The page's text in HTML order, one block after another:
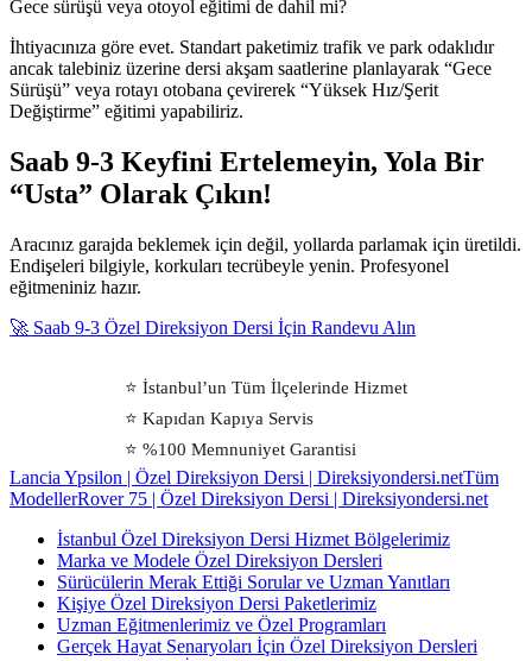
Gece sürüşü veya otoyol eğitimi de dahil mi?
İhtiyacınıza göre evet. Standart paketimiz trafik ve park odaklıdır
ancak talebiniz üzerine dersi akşam saatlerine planlayarak “Gece
Sürüşü” veya rotayı otobana çevirerek “Yüksek Hız/Şerit
Değiştirme” eğitimi yapabiliriz.
Saab 9-3 Keyfini Ertelemeyin, Yola Bir
“Usta” Olarak Çıkın!
Aracınız garajda beklemek için değil, yollarda parlamak için üretildi.
Endişeleri bilgiyle, korkuları tecrübeyle yenin. Profesyonel
eğitmeniniz hazır.
🚀 Saab 9-3 Özel Direksiyon Dersi İçin Randevu Alın
⭐ İstanbul’un Tüm İlçelerinde Hizmet
⭐ Kapıdan Kapıya Servis
⭐ %100 Memnuniyet Garantisi
Lancia Ypsilon | Özel Direksiyon Dersi | Direksiyondersi.netTüm
ModellerRover 75 | Özel Direksiyon Dersi | Direksiyondersi.net
İstanbul Özel Direksiyon Dersi Hizmet Bölgelerimiz
Marka ve Modele Özel Direksiyon Dersleri
Sürücülerin Merak Ettiği Sorular ve Uzman Yanıtları
Kişiye Özel Direksiyon Dersi Paketlerimiz
Uzman Eğitmenlerimiz ve Özel Programları
Gerçek Hayat Senaryoları İçin Özel Direksiyon Dersleri